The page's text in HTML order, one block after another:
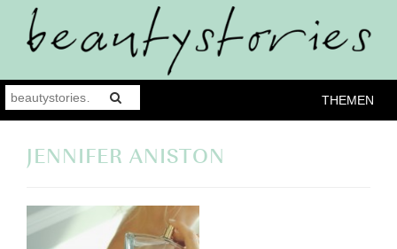
THEMEN
JENNIFER ANISTON